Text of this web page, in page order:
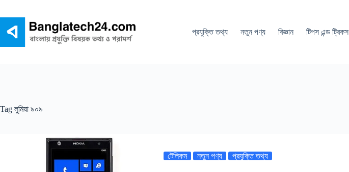
প্রযুক্তি তথ্য
নতুন পণ্য বিজ্ঞান টিপস এন্ড ট্রিকস
Tag লুমিয়া ৯০৯
টেলিকম নতুন পণ্য প্রযুক্তি তথ্য